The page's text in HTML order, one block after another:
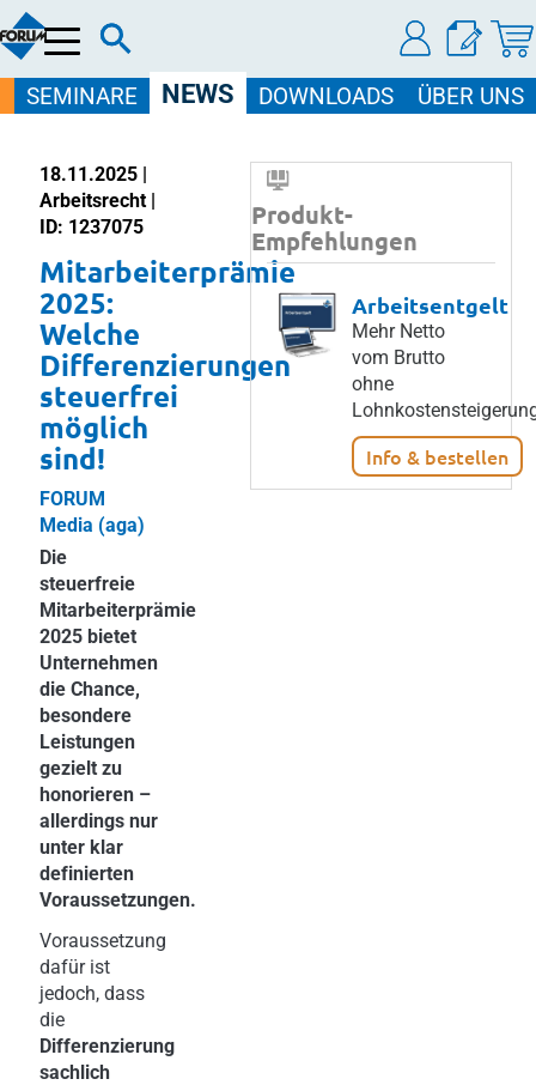
Menü
SEMINARE NEWS DOWNLOADS ÜBER UNS
18.11.2025 |
Arbeitsrecht |
ID: 1237075
Mitarbeiterprämie
2025:
Welche
Differenzierungen
steuerfrei
möglich
sind!
FORUM
Media (aga)
Die
steuerfreie
Mitarbeiterprämie
2025 bietet
Unternehmen
die Chance,
besondere
Leistungen
gezielt zu
honorieren –
allerdings nur
unter klar
definierten
Voraussetzungen.
Voraussetzung
dafür ist
jedoch, dass
die
Differenzierung
sachlich
Produkt-
Empfehlungen
Arbeitsentgelt
Mehr Netto
vom Brutto
ohne
Info & bestellen